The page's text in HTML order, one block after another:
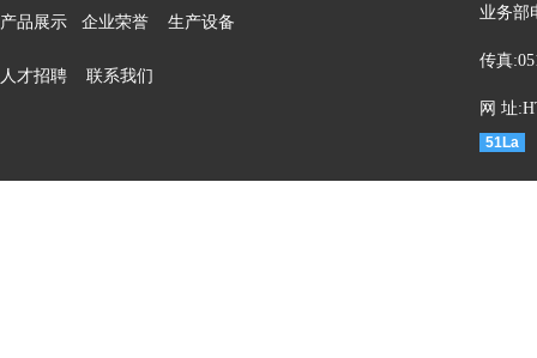
产品展示 企业荣誉 生产设备
人才招聘 联系我们
业务部
传真
网 址
51La